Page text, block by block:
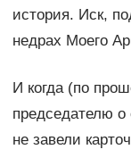
история. Иск,
недрах Моего
И когда (по
председателю о
не завели